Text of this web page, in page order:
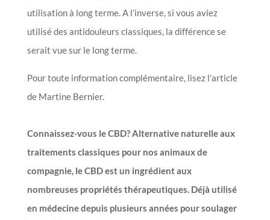
utilisation à long terme. A l’inverse, si vous aviez
utilisé des antidouleurs classiques, la différence se
serait vue sur le long terme.
Pour toute information complémentaire, lisez l’article
de Martine Bernier.
Connaissez-vous le CBD? Alternative naturelle aux
traitements classiques pour nos animaux de
compagnie, le CBD est un ingrédient aux
nombreuses propriétés thérapeutiques. Déjà utilisé
en médecine depuis plusieurs années pour soulager